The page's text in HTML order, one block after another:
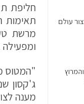
חליפת
"המטוס
מענה
עולם
לא עוד טיל: סטארשיפ V3 והמרוץ